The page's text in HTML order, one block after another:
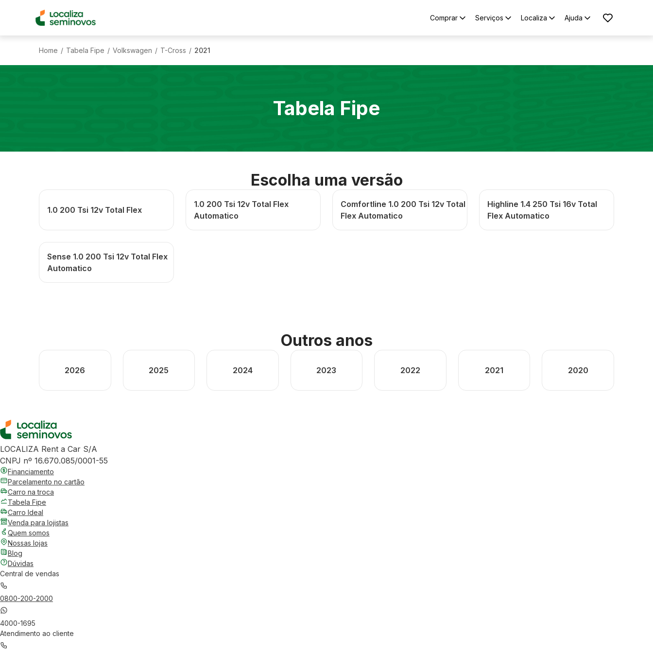
Comprar Serviços Localiza Ajuda
Home / Tabela Fipe / Volkswagen / T-Cross / 2021
Tabela Fipe
Escolha uma versão
1.0 200 Tsi 12v Total Flex
1.0 200 Tsi 12v Total Flex
Automatico
Comfortline 1.0 200 Tsi 12v Total
Flex Automatico
Highline 1.4 250 Tsi 16v Total
Flex Automatico
Sense 1.0 200 Tsi 12v Total Flex
Automatico
Outros anos
2026 2025 2024 2023 2022 2021 2020
LOCALIZA Rent a Car S/A
CNPJ nº 16.670.085/0001-55
Financiamento
Parcelamento no cartão
Carro na troca
Tabela Fipe
Carro Ideal
Venda para lojistas
Quem somos
Nossas lojas
Blog
Dúvidas
Central de vendas
0800-200-2000
4000-1695
Atendimento ao cliente